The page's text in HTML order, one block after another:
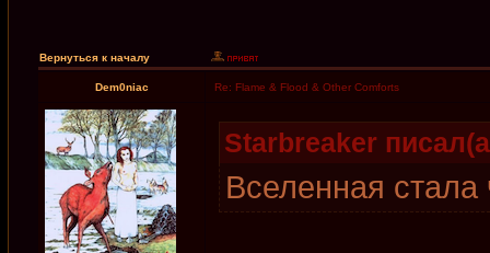
Вернуться к началу
Dem0niac Re: Flame & Flood & Other Comforts
Starbreaker
Вселенная стала